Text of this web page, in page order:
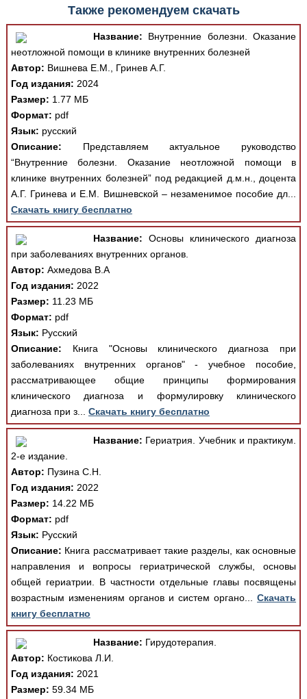
Также рекомендуем скачать
Название: Внутренние болезни. Оказание
неотложной помощи в клинике внутренних болезней
Автор: Вишнева Е.М., Гринев А.Г.
Год издания: 2024
Размер: 1.77 МБ
Формат: pdf
Язык: русский
Описание: Представляем актуальное руководство
“Внутренние болезни. Оказание неотложной помощи в
клинике внутренних болезней” под редакцией д.м.н., доцента
А.Г. Гринева и Е.М. Вишневской – незаменимое пособие дл...
Скачать книгу бесплатно
Название: Основы клинического диагноза
при заболеваниях внутренних органов.
Автор: Ахмедова В.А
Год издания: 2022
Размер: 11.23 МБ
Формат: pdf
Язык: Русский
Описание: Книга "Основы клинического диагноза при
заболеваниях внутренних органов" - учебное пособие,
рассматривающее общие принципы формирования
клинического диагноза и формулировку клинического
диагноза при з... Скачать книгу бесплатно
Название: Гериатрия. Учебник и практикум.
2-е издание.
Автор: Пузина С.Н.
Год издания: 2022
Размер: 14.22 МБ
Формат: pdf
Язык: Русский
Описание: Книга рассматривает такие разделы, как основные
направления и вопросы гериатрической службы, основы
общей гериатрии. В частности отдельные главы посвящены
возрастным изменениям органов и систем органо...Скачать
книгу бесплатно
Название: Гирудотерапия.
Автор: Костикова Л.И.
Год издания: 2021
Размер: 59.34 МБ